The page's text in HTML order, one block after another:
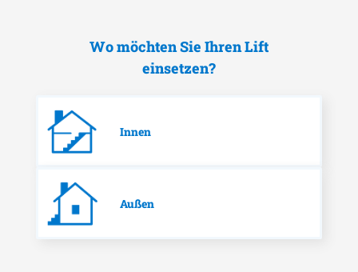
Wo möchten Sie Ihren Lift
einsetzen?
Innen
Außen